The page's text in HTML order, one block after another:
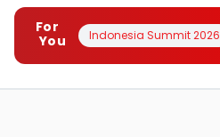
For
You
Indonesia Summit 2026